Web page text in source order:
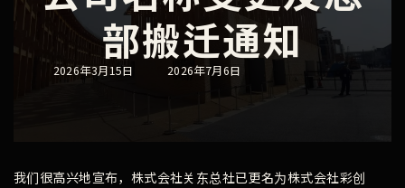
部搬迁通知
2026年3月15日
Last
2026年7月6日
我们很高兴地宣布，株式会社关东总社已更名为株式会社彩创